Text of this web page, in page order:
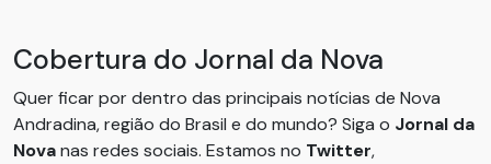
Cobertura do Jornal da Nova
Quer ficar por dentro das principais notícias de Nova
Andradina, região do Brasil e do mundo? Siga o Jornal da
Novanas redes sociais. Estamos no Twitter,